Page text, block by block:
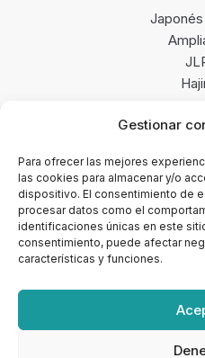
Gestionar
Para ofrecer las mejores
las cookies para almacenar y/o
dispositivo. El consentimiento de
procesar datos como el
identificaciones únicas en este
consentimiento, puede afectar
características y funciones.
Enlaces
Copyright © 2026 · Yo